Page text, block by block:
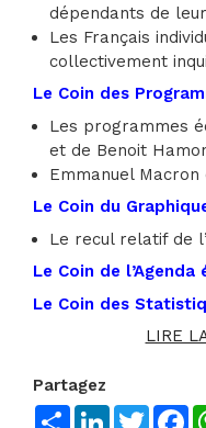
dépendants de
Les Français
collectivement
Le Coin des
Les programmes
et de Benoit
Emmanuel Macron
Le Coin du
Le recul relatif de
Le Coin de
Le Coin des
LIRE
Partagez
ShareLinkedInTwitter